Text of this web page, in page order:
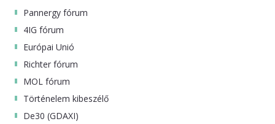
Pannergy fórum
4IG fórum
Európai Unió
Richter fórum
MOL fórum
Történelem kibeszélő
De30 (GDAXI)